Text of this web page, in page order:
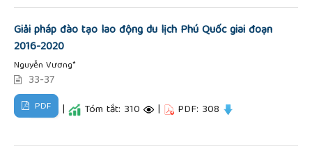
Giải pháp đào tạo lao động du lịch Phú Quốc giai đoạn
2016-2020
Nguyễn Vương*
33-37
PDF | Tóm tắt: 310 | PDF: 308